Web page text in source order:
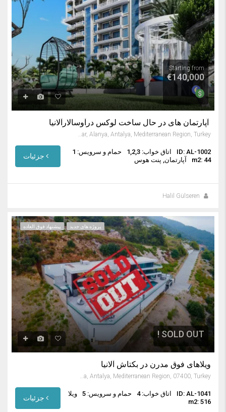
Starting from
€140,000
Avsallar, Alanya, Antalya, Mediterranean Region, Turkey
ID: AL-1002 اتاق خواب: 1,2,3
حمام و سرویس: 1
m2: 44
آپارتمان, پنت هوس
Halil Gülseren
پروژه های جدید پیشنهاد فوق العاده
SOLD OUT !
ویلاهای فوق مدرن در بکتاش آلانیا
ID: AL-1041 اتاق خواب: 4
حمام و سرویس: 5
m2: 516
ویلا